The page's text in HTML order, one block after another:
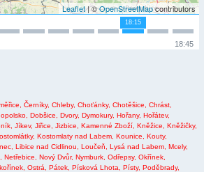
Leaflet| ©OpenStreetMapcontributors
18:15
18:45
Černíky, Chleby, Choťánky, Chotěšice,
Chrást,
Dobšice, Dvory, Dymokury, Hořany, Hořátev,
Jíkev, Jiřice, Jizbice, Kamenné Zboží, Kněžice,
Kněžičky,
Kostomlaty nad Labem, Kounice,
Kouty,
Libice nad Cidlinou, Loučeň, Lysá nad Labem, Mcely,
Netřebice, Nový Dvůr, Nymburk, Odřepsy, Okřínek,
Ostrá, Pátek, Písková Lhota, Písty, Poděbrady,